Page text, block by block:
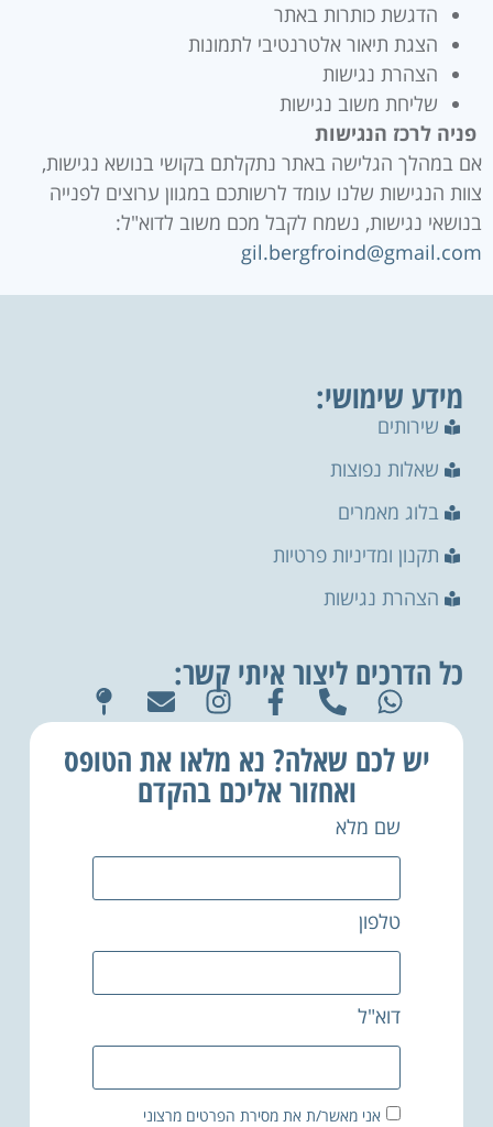
הדגשת כותרות באתר
הצגת תיאור אלטרנטיבי לתמונות
הצהרת נגישות
שליחת משוב נגישות
פניה לרכז הנגישות
אם במהלך הגלישה באתר נתקלתם בקושי בנושא נגישות,
צוות הנגישות שלנו עומד לרשותכם במגוון ערוצים לפנייה
בנושאי נגישות, נשמח לקבל מכם משוב לדוא"ל:
gil.bergfroind@gmail.com
מידע שימושי:
שירותים
שאלות נפוצות
בלוג מאמרים
תקנון ומדיניות פרטיות
הצהרת נגישות
כל הדרכים ליצור איתי קשר:
יש לכם שאלה? נא מלאו את הטופס
ואחזור אליכם בהקדם
שם מלא
טלפון
דוא"ל
אני מאשר/ת את מסירת הפרטים מרצוני